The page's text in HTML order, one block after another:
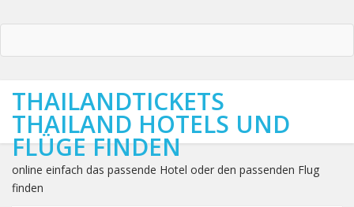
THAILANDTICKETS
THAILAND HOTELS UND
FLÜGE FINDEN
online einfach das passende Hotel oder den passenden Flug
finden